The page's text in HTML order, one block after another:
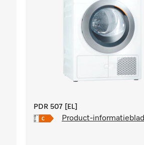
PDR 507 [EL]
Product-informatieblad